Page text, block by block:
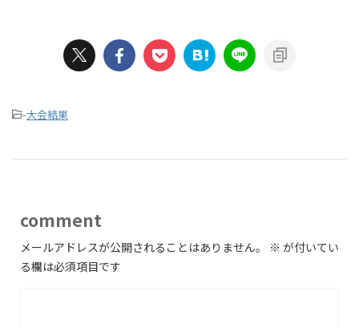
-大会結果
comment
メールアドレスが公開されることはありません。 ※ が付いてい
る欄は必須項目です